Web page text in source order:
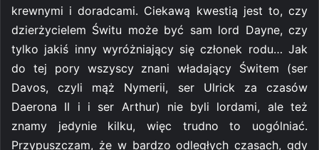
krewnymi i doradcami. Ciekawą kwestią jest to, czy
dzierżycielem Świtu może być sam lord Dayne, czy
tylko jakiś inny wyróżniający się członek rodu… Jak
do tej pory wszyscy znani władający Świtem (ser
Davos, czyli mąż Nymerii, ser Ulrick za czasów
Daerona II i i ser Arthur) nie byli lordami, ale też
znamy jedynie kilku, więc trudno to uogólniać.
Przypuszczam, że w bardzo odległych czasach, gdy